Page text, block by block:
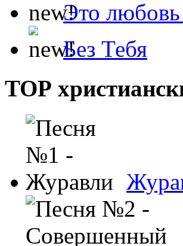
Это любовь
Без Тебя
ТОР